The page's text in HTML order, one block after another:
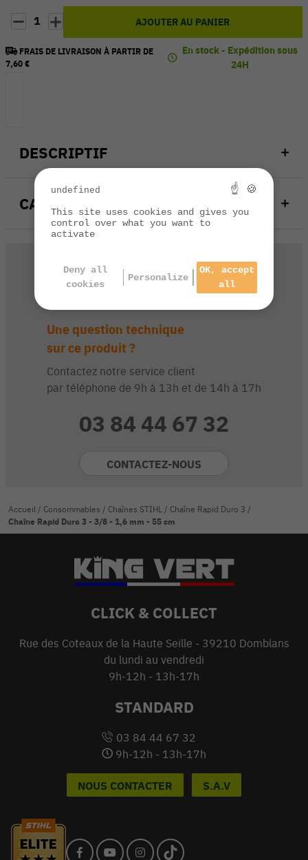
DESCRIPTIF
CARACTÉRISTIQUES
1 AJOUTER AU PANIER
FRAIS DE LIVRAISON À PARTIR DE
7,60 €
En stock - Expédition sous
24H
Une question technique
sur ce produit ?
Contactez notre service client
par téléphone de 9h à 13h et de 14h à 17h
03 84 44 67 32
CONTACTEZ-NOUS
Accueil / Consommables / Chaînes STIHL / Chaîne Rapid Duro 3 /
Chaîne Rapid Duro 3 - 3/8 - 1,6 mm - 55 cm
CLICK & COLLECT
Rue des Coteaux de la Haute Seille - 39210 Domblans
du lundi au vendredi
9h-12h - 13h-17h
STANDARD
03 84 44 67 32
9h-12h - 13h-17h
NOUS CONTACTER S.A.V
undefined ☝ 🍪
This site uses cookies and gives you
control over what you want to
activate
Deny all
cookies
Personalize
OK, accept
all